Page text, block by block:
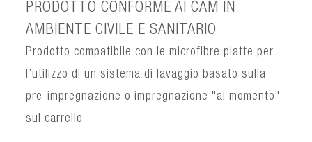
PRODOTTO CONFORME AI CAM IN
AMBIENTE CIVILE E SANITARIO
Prodotto compatibile con le microfibre piatte per
l’utilizzo di un sistema di lavaggio basato sulla
pre-impregnazione o impregnazione "al momento"
sul carrello